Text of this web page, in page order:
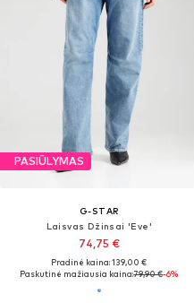
PASIŪLYMAS
G-STAR
Laisvas Džinsai 'Eve'
74,75 €
Pradinė kaina: 139,00 €
Paskutinė mažiausia kaina:79,90 €-6%